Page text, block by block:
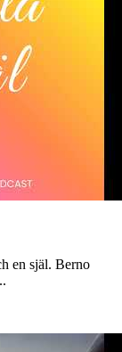
en själ. Berno